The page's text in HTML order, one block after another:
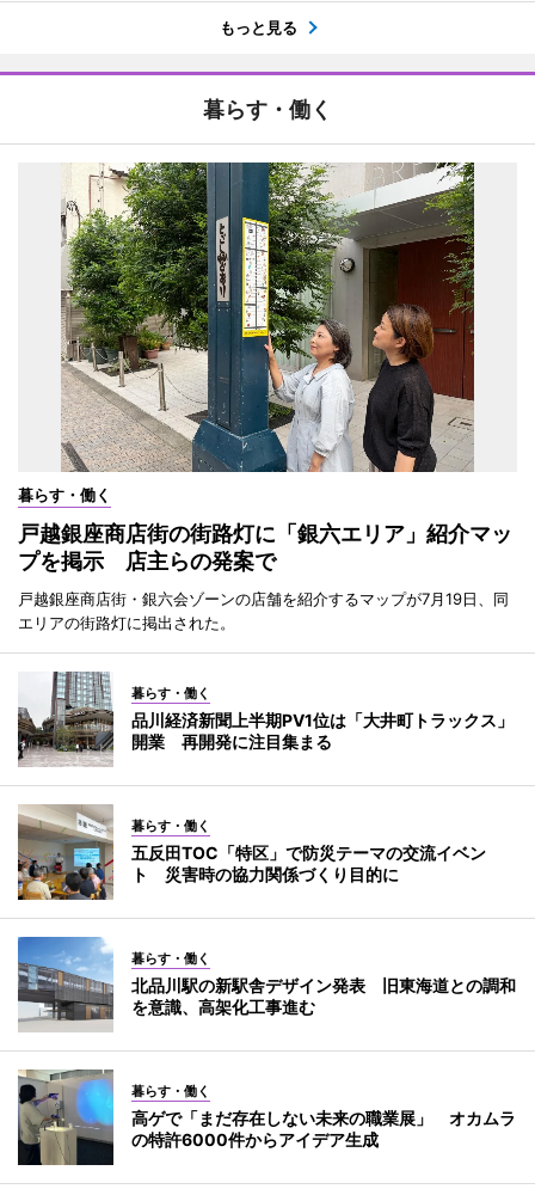
もっと見る
暮らす・働く
暮らす・働く
戸越銀座商店街の街路灯に「銀六エリア」紹介マッ
プを掲示 店主らの発案で
戸越銀座商店街・銀六会ゾーンの店舗を紹介するマップが7月19日、同
エリアの街路灯に掲出された。
暮らす・働く
品川経済新聞上半期PV1位は「大井町トラックス」
開業 再開発に注目集まる
暮らす・働く
五反田TOC「特区」で防災テーマの交流イベン
ト 災害時の協力関係づくり目的に
暮らす・働く
北品川駅の新駅舎デザイン発表 旧東海道との調和
を意識、高架化工事進む
暮らす・働く
高ゲで「まだ存在しない未来の職業展」 オカムラ
の特許6000件からアイデア生成